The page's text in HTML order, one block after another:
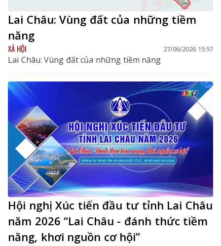
Lai Châu: Vùng đất của những tiềm
năng
XÃ HỘI 27/06/2026 15:57
Lai Châu: Vùng đất của những tiềm năng
Hội nghị Xúc tiến đầu tư tỉnh Lai Châu
năm 2026 “Lai Châu - đánh thức tiềm
năng, khơi nguồn cơ hội”